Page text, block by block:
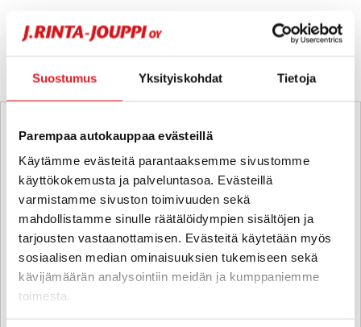
Suostumus Yksityiskohdat Tietoja
Parempaa autokauppaa evästeillä
Käytämme evästeitä parantaaksemme sivustomme
käyttökokemusta ja palveluntasoa. Evästeillä
varmistamme sivuston toimivuuden sekä
mahdollistamme sinulle räätälöidympien sisältöjen ja
tarjousten vastaanottamisen. Evästeitä käytetään myös
sosiaalisen median ominaisuuksien tukemiseen sekä
kävijämäärän analysointiin meidän ja kumppaniemme
toimesta.
KATSO VASTAAVANLAISET AUTOT